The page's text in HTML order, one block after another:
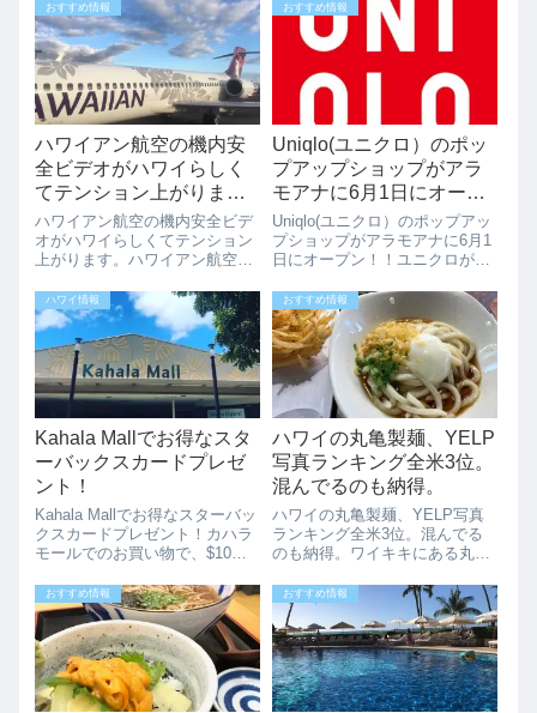
おすすめ情報
ハワイアン航空の機内安
全ビデオがハワイらしく
てテンション上がりま
す。
ハワイアン航空の機内安全ビデ
オがハワイらしくてテンション
上がります。ハワイアン航空の
さいっぱいでテンション上がり
ますね。ハワイアン航空は機内
WIFIにスターリンクも導入して
いて、機内で無料WIFIも楽しめ
ます。最...
おすすめ情報
Uniqlo(ユニクロ）のポッ
プアップショップがアラ
モアナに6月1日にオープ
ン！！
Uniqlo(ユニクロ）のポップアッ
プショップがアラモアナに6月1
日にオープン！！ユニクロがア
記事を書きましたが、ストアオ
ープンに先駆けてポップアップ
ショップが6月1日オープンしま
す。前回の記事はこちらユニク
ロは...
ハワイ情報
Kahala Mallでお得なスタ
ーバックスカードプレゼ
ント！
Kahala Mallでお得なスターバッ
クスカードプレゼント！カハラ
モールでのお買い物で、$10分
でゲットできるお得なキャンペ
ーンが開催されます！ホールフ
ーズ、ロングス、ROSSなどは
50ドルまで対象になります。...
おすすめ情報
ハワイの丸亀製麺、YELP
写真ランキング全米3位。
混んでるのも納得。
ハワイの丸亀製麺、YELP写真
ランキング全米3位。混んでる
のも納得。ワイキキにある丸亀
ています。世界の丸亀うどんの
中でも1番の売り上げを上げて
いる言われています。アメリカ
人がよく利用するYELPでの写
真ポストラン...
おすすめ情報 おすすめ情報